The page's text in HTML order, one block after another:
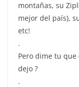
montañas, su
mejor del país),
etc!
.
Pero dime tu que
dejo ?
.